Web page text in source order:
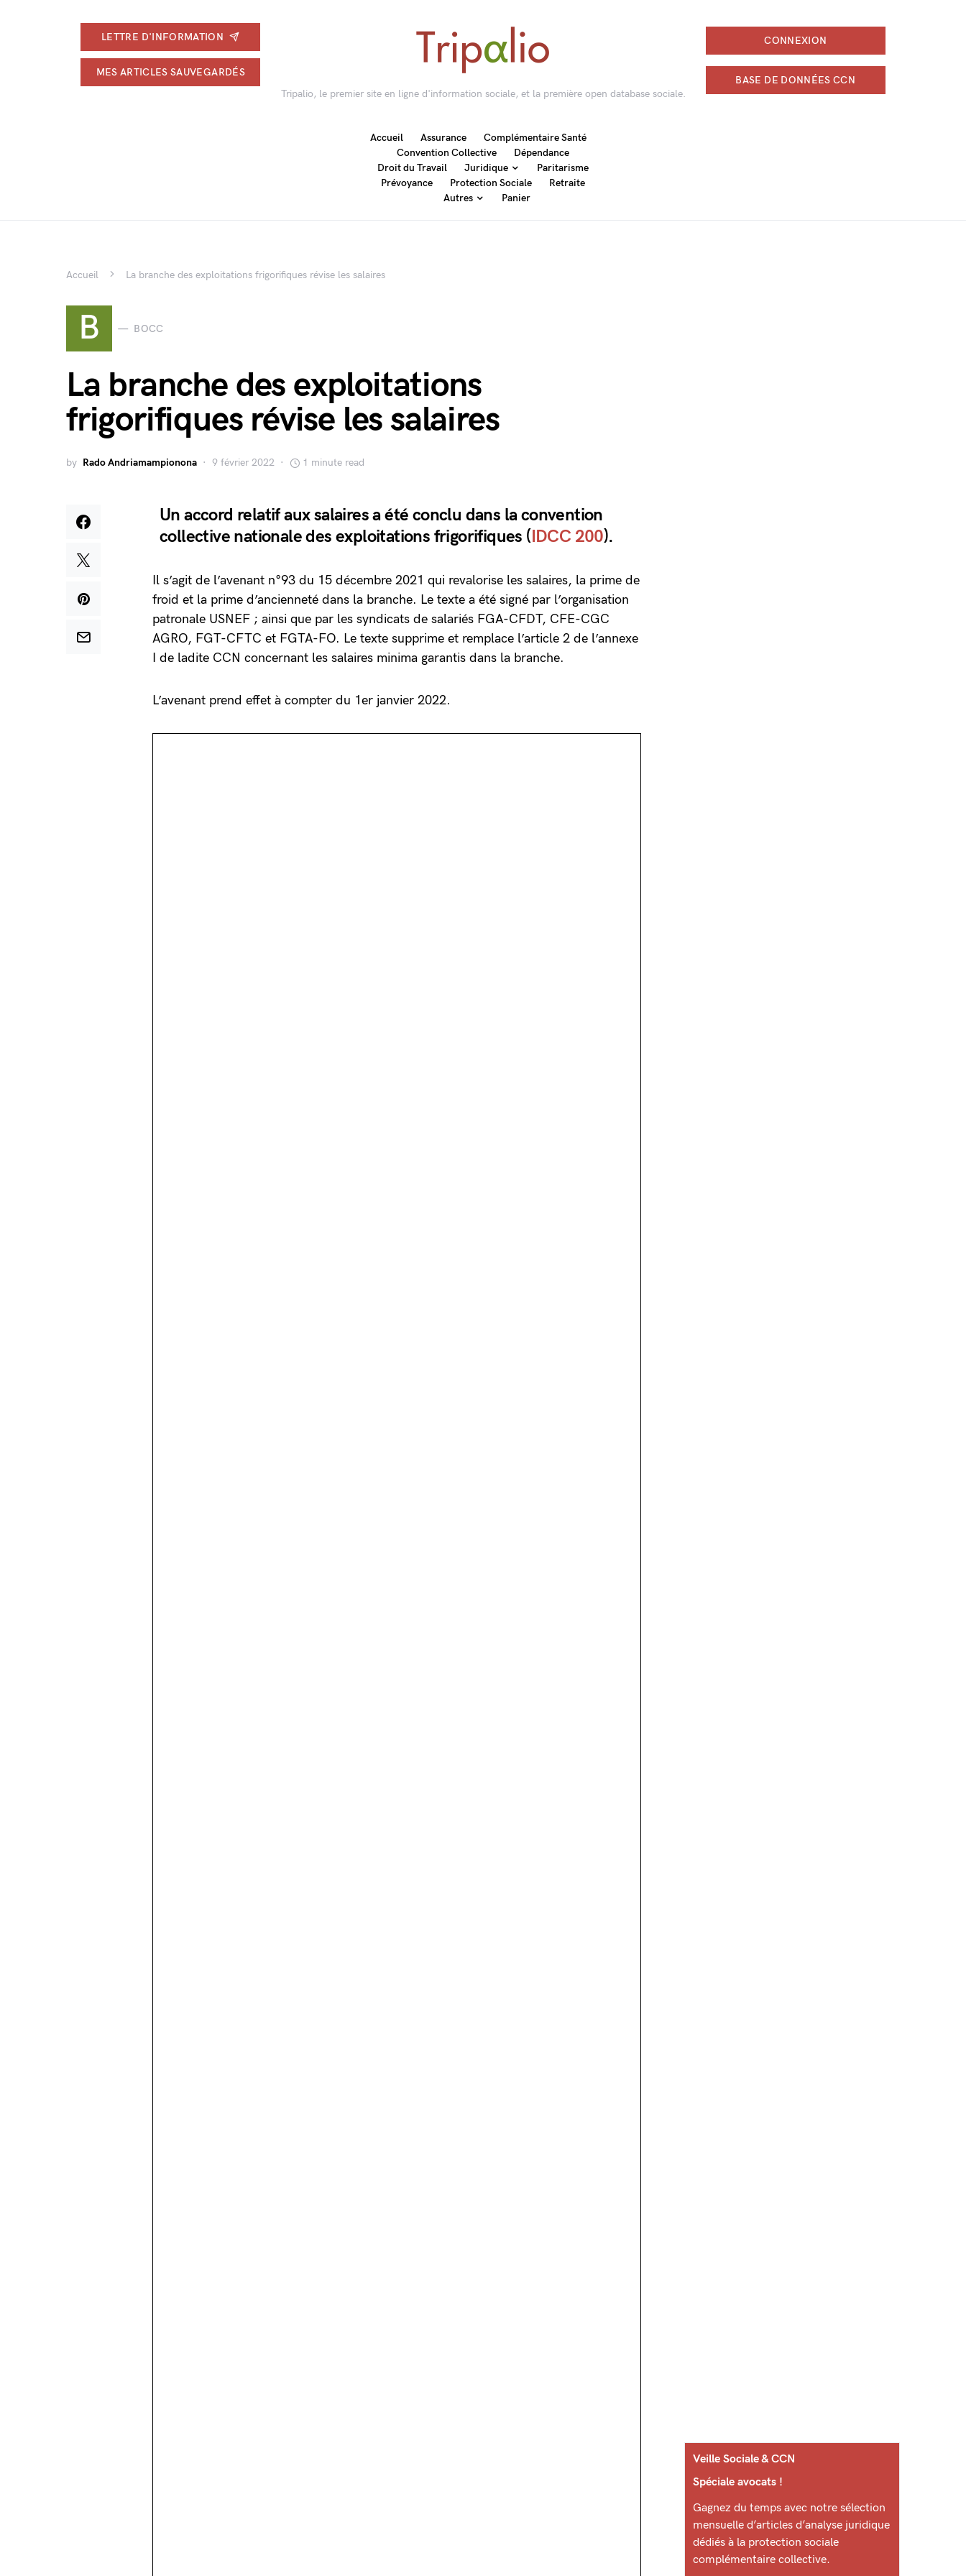
LETTRE D'INFORMATION
MES ARTICLES SAUVEGARDÉS
Tripalio, le premier site en ligne d'information sociale, et la première open database sociale.
CONNEXION
BASE DE DONNÉES CCN
Accueil Assurance
Complémentaire Santé
Convention Collective
Dépendance
Droit du Travail
Juridique
Paritarisme
Prévoyance
Protection Sociale
Retraite
Autres
Panier
Accueil La branche des exploitations frigorifiques révise les salaires
B BOCC
La branche des exploitations
frigorifiques révise les salaires
by Rado Andriamampionona 9 février 2022 1 minute read
Un accord relatif aux salaires a été conclu dans la convention
collective nationale des exploitations frigorifiques (IDCC 200).
Il s’agit de l’avenant n°93 du 15 décembre 2021 qui revalorise les salaires, la prime de
froid et la prime d’ancienneté dans la branche. Le texte a été signé par l’organisation
patronale USNEF ; ainsi que par les syndicats de salariés FGA-CFDT, CFE-CGC
AGRO, FGT-CFTC et FGTA-FO. Le texte supprime et remplace l’article 2 de l’annexe
I de ladite CCN concernant les salaires minima garantis dans la branche.
L’avenant prend effet à compter du 1er janvier 2022.
Veille Sociale & CCN
Spéciale avocats !
Gagnez du temps avec notre sélection
mensuelle d’articles d’analyse juridique
dédiés à la protection sociale
complémentaire collective.